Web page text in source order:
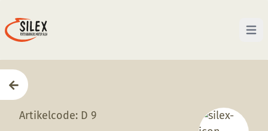
Open
Artikelcode: D 9